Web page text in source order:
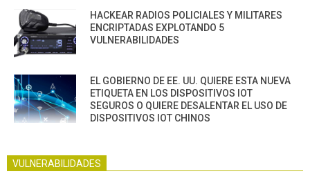
HACKEAR RADIOS POLICIALES Y MILITARES
ENCRIPTADAS EXPLOTANDO 5
VULNERABILIDADES
EL GOBIERNO DE EE. UU. QUIERE ESTA NUEVA
ETIQUETA EN LOS DISPOSITIVOS IOT
SEGUROS O QUIERE DESALENTAR EL USO DE
DISPOSITIVOS IOT CHINOS
VULNERABILIDADES